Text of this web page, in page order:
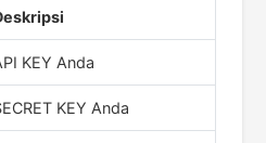
KEY Anda
KEY Anda